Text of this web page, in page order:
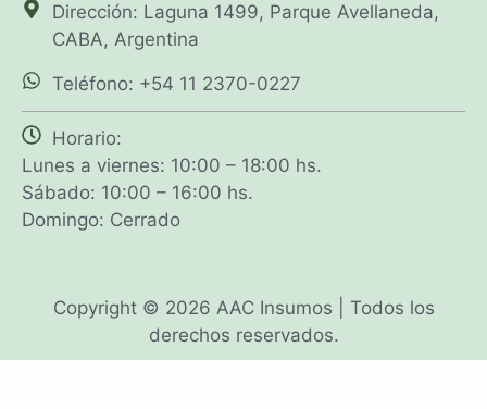
Dirección: Laguna 1499, Parque Avellaneda,
CABA, Argentina
Teléfono: +54 11 2370-0227
Horario:
Lunes a viernes: 10:00 – 18:00 hs.
Sábado: 10:00 – 16:00 hs.
Domingo: Cerrado
Copyright © 2026 AAC Insumos | Todos los
derechos reservados.